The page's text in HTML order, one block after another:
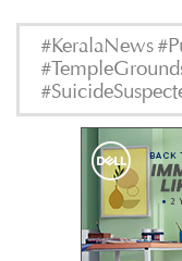
#KeralaNews